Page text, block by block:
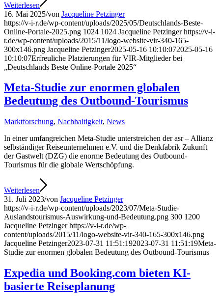
Weiterlesen
16. Mai 2025/von Jacqueline Petzinger
https://v-i-r.de/wp-content/uploads/2025/05/Deutschlands-Beste-
Online-Portale-2025.png 1024 1024 Jacqueline Petzinger https://v-i-
r.de/wp-content/uploads/2015/11/logo-website-vir-340-165-
300x146.png Jacqueline Petzinger2025-05-16 10:10:072025-05-16
10:10:07Erfreuliche Platzierungen für VIR-Mitglieder bei
„Deutschlands Beste Online-Portale 2025“
Meta-Studie zur enormen globalen
Bedeutung des Outbound-Tourismus
Marktforschung, Nachhaltigkeit, News
In einer umfangreichen Meta-Studie unterstreichen der asr – Allianz
selbständiger Reiseunternehmen e.V. und die Denkfabrik Zukunft
der Gastwelt (DZG) die enorme Bedeutung des Outbound-
Tourismus für die globale Wertschöpfung.
Weiterlesen
31. Juli 2023/von Jacqueline Petzinger
https://v-i-r.de/wp-content/uploads/2023/07/Meta-Studie-
Auslandstourismus-Auswirkung-und-Bedeutung.png 300 1200
Jacqueline Petzinger https://v-i-r.de/wp-
content/uploads/2015/11/logo-website-vir-340-165-300x146.png
Jacqueline Petzinger2023-07-31 11:51:192023-07-31 11:51:19Meta-
Studie zur enormen globalen Bedeutung des Outbound-Tourismus
Expedia und Booking.com bieten KI-
basierte Reiseplanung